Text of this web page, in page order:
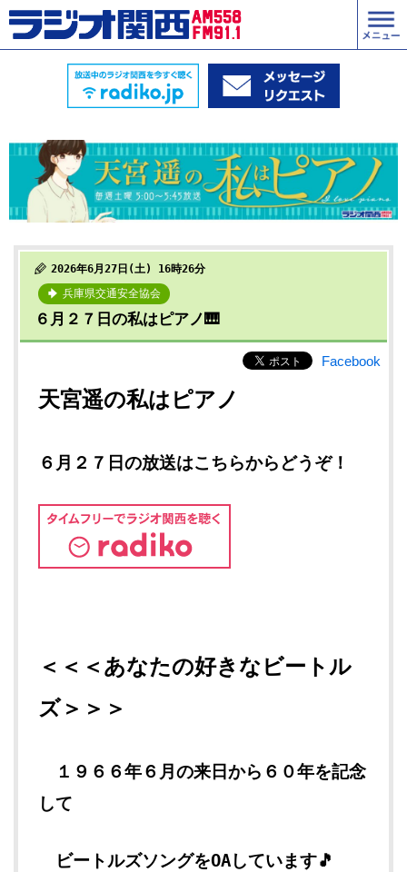
2026年6月27日(土) 16時26分
兵庫県交通安全協会
６月２７日の私はピアノ🎹
Facebook
天宮遥の私はピアノ
６月２７日の放送はこちらからどうぞ！
＜＜＜あなたの好きなビートル
ズ＞＞＞
１９６６年６月の来日から６０年を記念
して
ビートルズソングをOAしています🎵